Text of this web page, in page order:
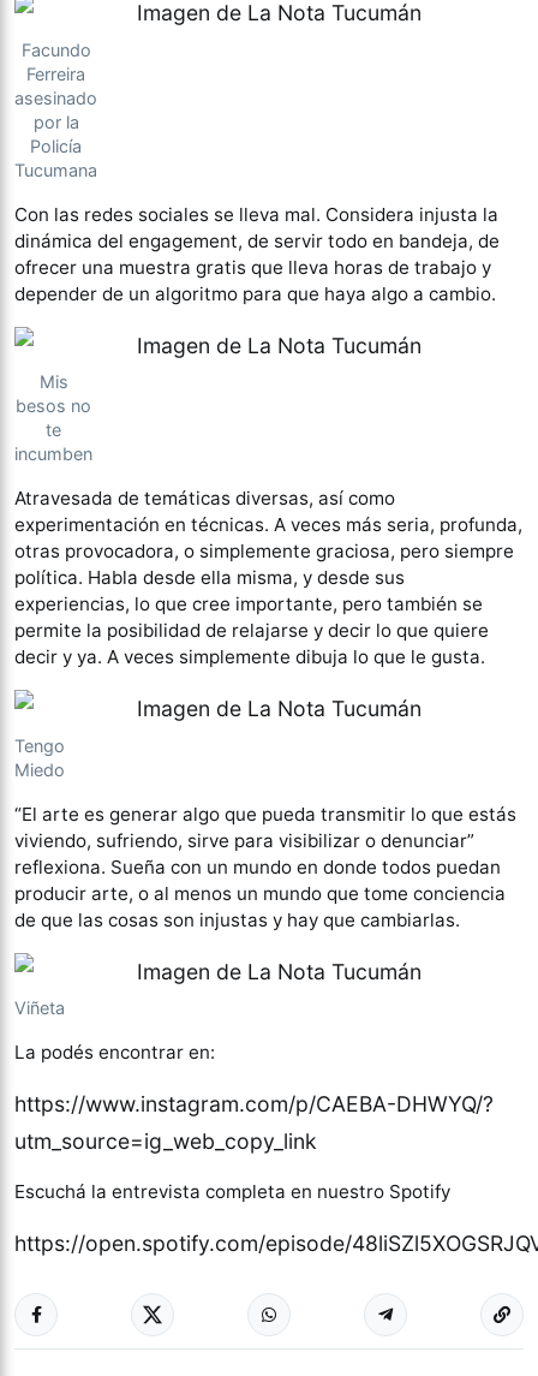
Facundo
Ferreira
asesinado
por la
Policía
Tucumana
Con las redes sociales se lleva mal. Considera injusta la
dinámica del engagement, de servir todo en bandeja, de
ofrecer una muestra gratis que lleva horas de trabajo y
depender de un algoritmo para que haya algo a cambio.
Mis
besos no
te
incumben
Atravesada de temáticas diversas, así como
experimentación en técnicas. A veces más seria, profunda,
otras provocadora, o simplemente graciosa, pero siempre
política. Habla desde ella misma, y desde sus
experiencias, lo que cree importante, pero también se
permite la posibilidad de relajarse y decir lo que quiere
decir y ya. A veces simplemente dibuja lo que le gusta.
Tengo
Miedo
“El arte es generar algo que pueda transmitir lo que estás
viviendo, sufriendo, sirve para visibilizar o denunciar”
reflexiona. Sueña con un mundo en donde todos puedan
producir arte, o al menos un mundo que tome conciencia
de que las cosas son injustas y hay que cambiarlas.
Viñeta
La podés encontrar en:
https://www.instagram.com/p/CAEBA-DHWYQ/?
utm_source=ig_web_copy_link
Escuchá la entrevista completa en nuestro Spotify
https://open.spotify.com/episode/